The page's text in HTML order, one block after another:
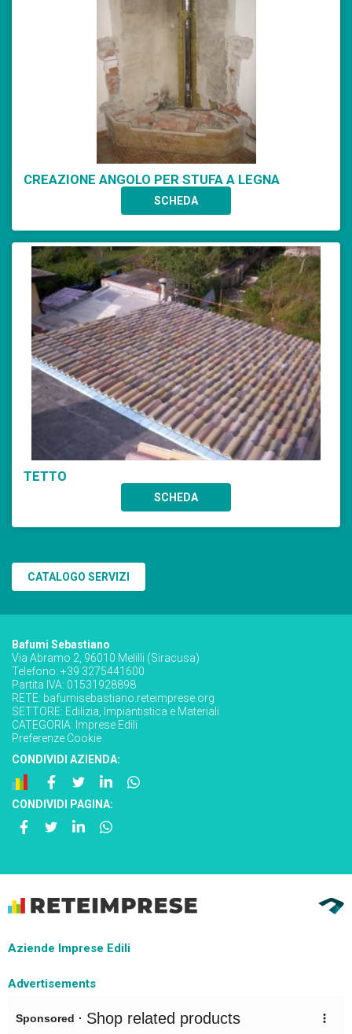
CREAZIONE ANGOLO PER STUFA A LEGNA
SCHEDA
TETTO
SCHEDA
CATALOGO SERVIZI
Bafumi Sebastiano
Via Abramo 2, 96010 Melilli (Siracusa)
Telefono: +39 3275441600
Partita IVA: 01531928898
RETE: bafumisebastiano.reteimprese.org
SETTORE: Edilizia, Impiantistica e Materiali
CATEGORIA: Imprese Edili
Preferenze Cookie
CONDIVIDI AZIENDA:
CONDIVIDI PAGINA:
Aziende Imprese Edili
Advertisements